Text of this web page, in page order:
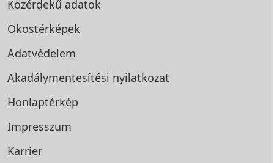
Közérdekű adatok
Okostérképek
Adatvédelem
Akadálymentesítési nyilatkozat
Honlaptérkép
Impresszum
Karrier